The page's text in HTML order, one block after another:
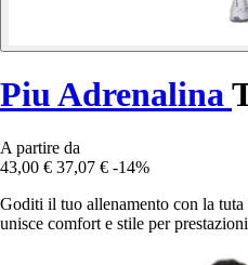
Piu Adrenalina
A partire da
43,00 € 37,07 € -14%
Goditi il tuo allenamento con la
unisce comfort e stile per